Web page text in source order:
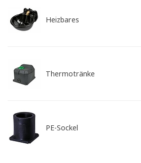
Heizbares
Thermotränke
PE-Sockel